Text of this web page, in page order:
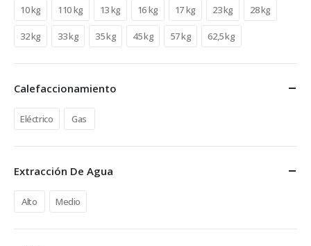
10 kg 110 kg 13 kg 16 kg 17 kg 23 kg 28 kg
32 kg 33 kg 35 kg 45 kg 57 kg 62,5 kg
Calefaccionamiento
Eléctrico Gas
Extracción De Agua
Alto Medio